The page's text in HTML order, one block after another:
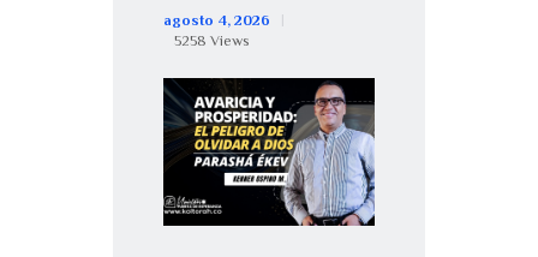
agosto 4, 2026
5258 Views